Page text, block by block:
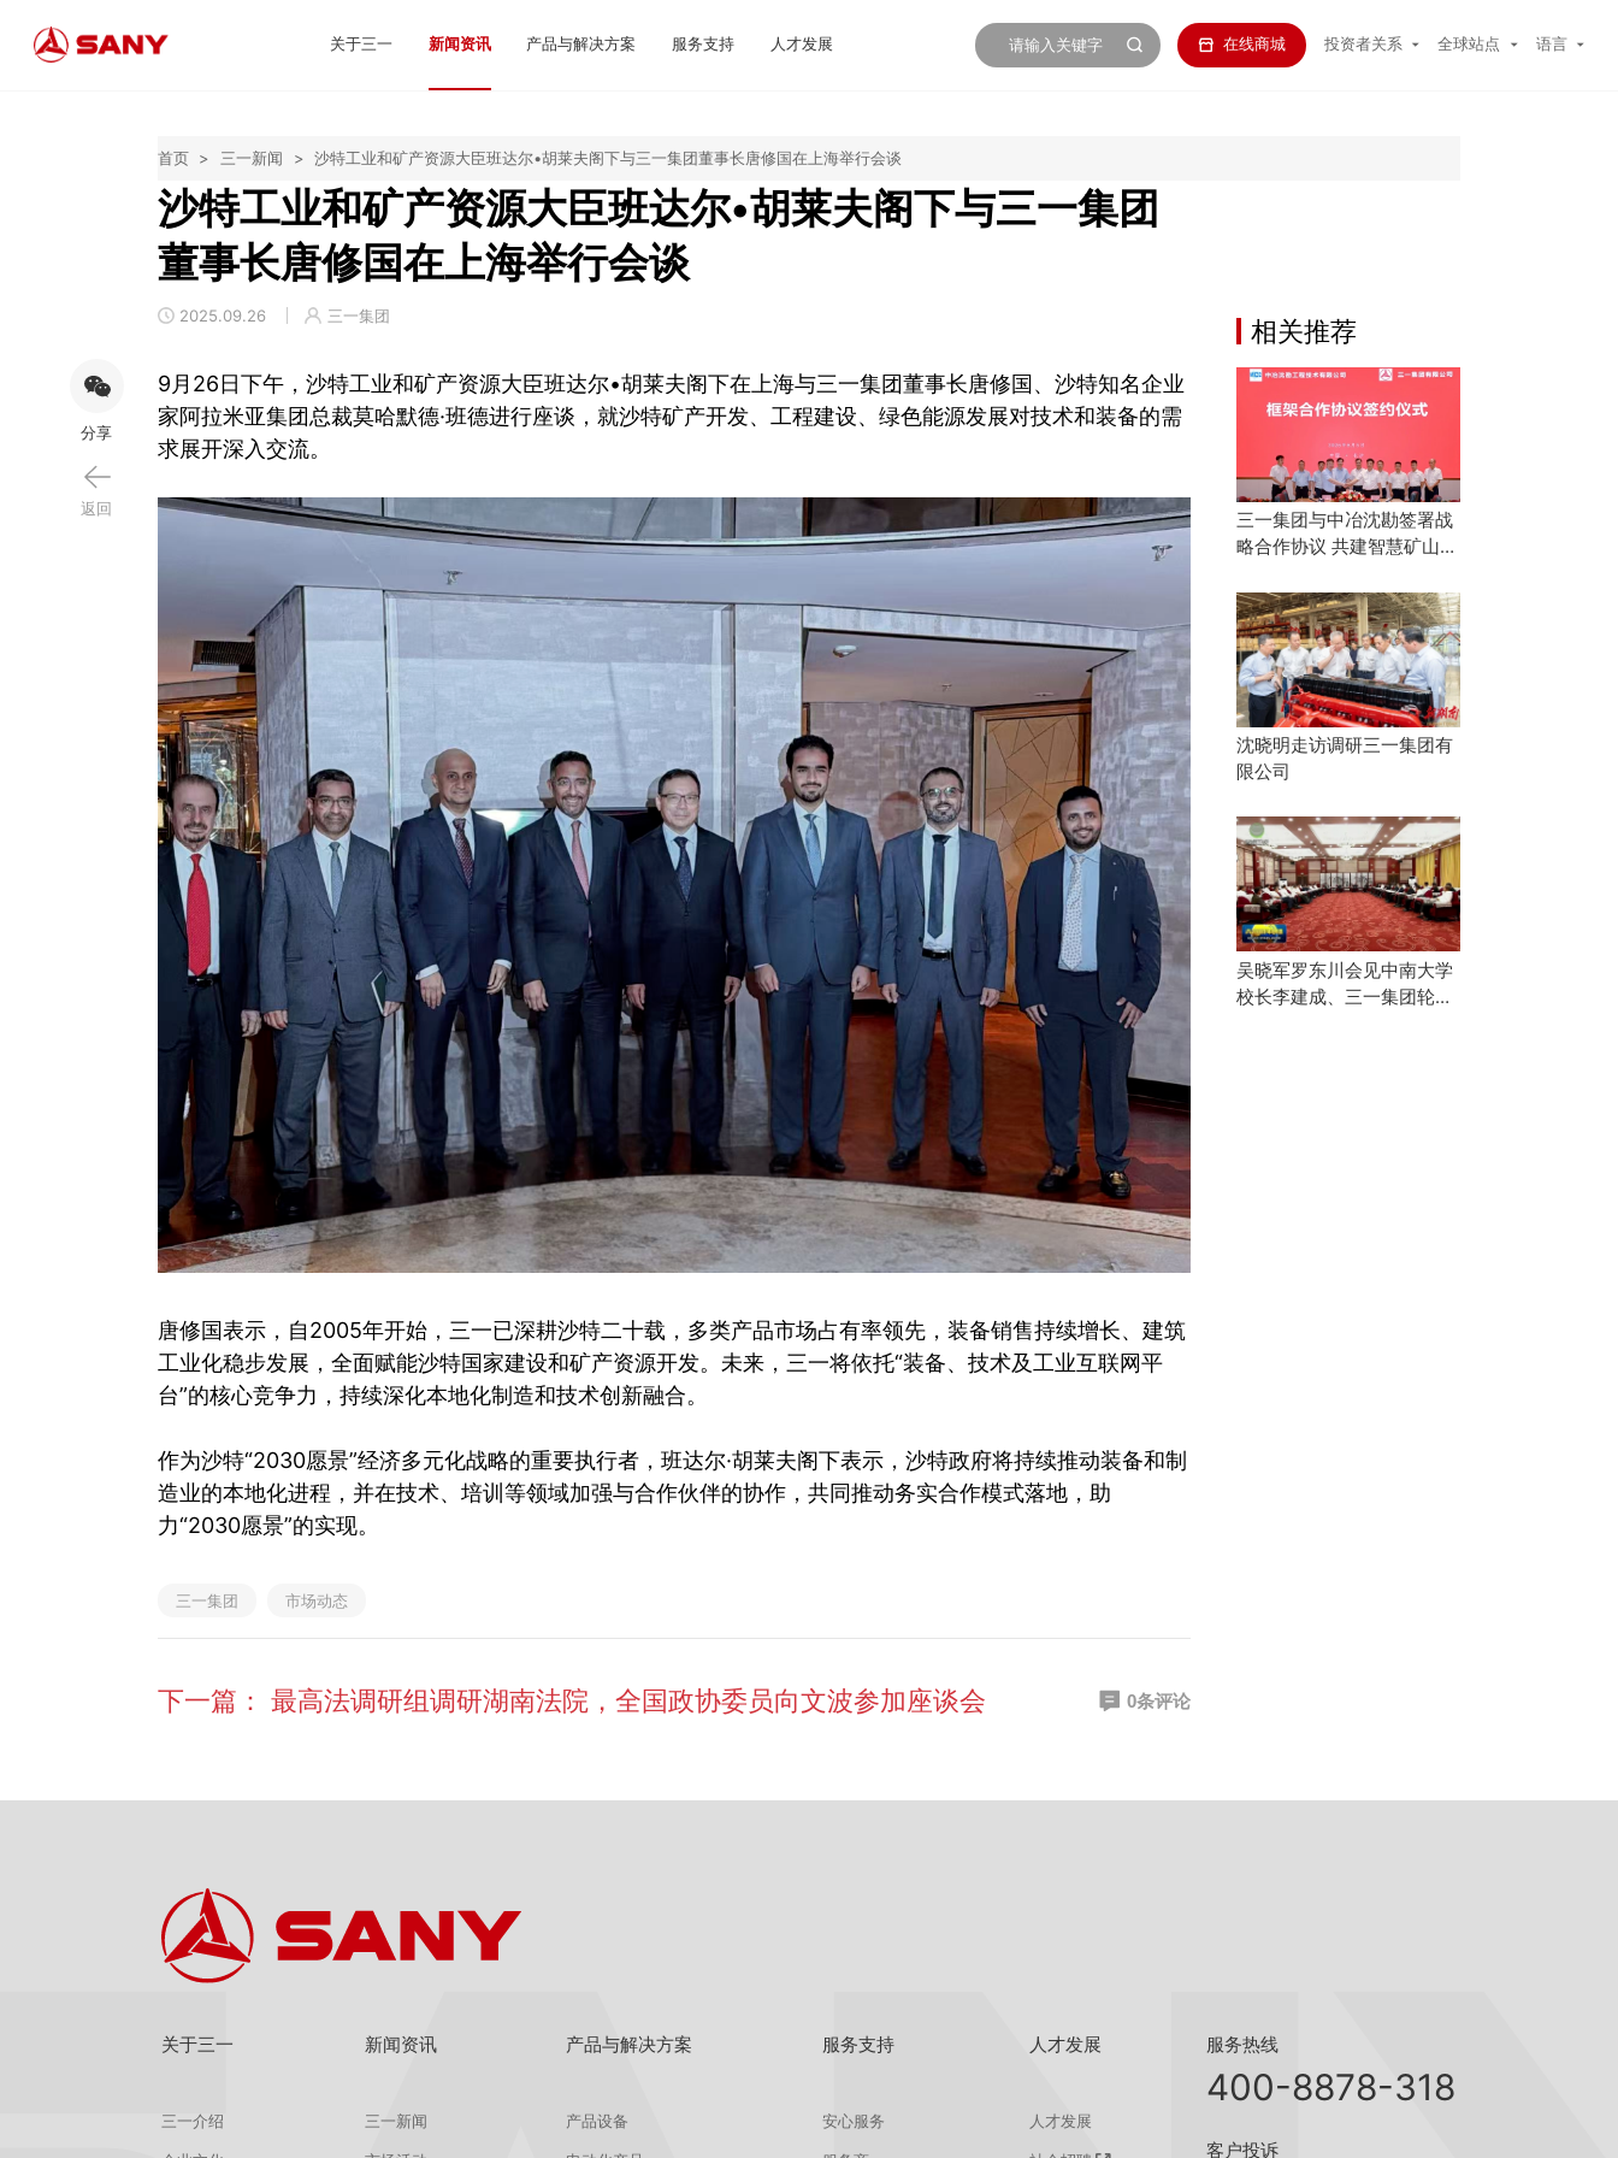
关于三一 新闻资讯 产品与解决方案 服务支持 人才发展 在线商城 投资者关系 全球站点 语言
首页 > 三一新闻 > 沙特工业和矿产资源大臣班达尔•胡莱夫阁下与三一集团董事长唐修国在上海举行会谈
沙特工业和矿产资源大臣班达尔•胡莱夫阁下与三一集团
董事长唐修国在上海举行会谈
2025.09.26 三一集团
9月26日下午，沙特工业和矿产资源大臣班达尔•胡莱夫阁下在上海与三一集团董事长唐修国、沙特知名企业
家阿拉米亚集团总裁莫哈默德·班德进行座谈，就沙特矿产开发、工程建设、绿色能源发展对技术和装备的需
求展开深入交流。
唐修国表示，自2005年开始，三一已深耕沙特二十载，多类产品市场占有率领先，装备销售持续增长、建筑
工业化稳步发展，全面赋能沙特国家建设和矿产资源开发。未来，三一将依托“装备、技术及工业互联网平
台”的核心竞争力，持续深化本地化制造和技术创新融合。
作为沙特“2030愿景”经济多元化战略的重要执行者，班达尔·胡莱夫阁下表示，沙特政府将持续推动装备和制
造业的本地化进程，并在技术、培训等领域加强与合作伙伴的协作，共同推动务实合作模式落地，助
力“2030愿景”的实现。
三一集团 市场动态
下一篇： 最高法调研组调研湖南法院，全国政协委员向文波参加座谈会 0条评论
分享
返回
相关推荐
三一集团与中冶沈勘签署战
略合作协议 共建智慧矿山产
沈晓明走访调研三一集团有
限公司
吴晓军罗东川会见中南大学
校长李建成、三一集团轮值
关于三一
三一介绍
新闻资讯
三一新闻
产品与解决方案
产品设备
服务支持
安心服务
人才发展
人才发展
服务热线
400-8878-318
客户投诉